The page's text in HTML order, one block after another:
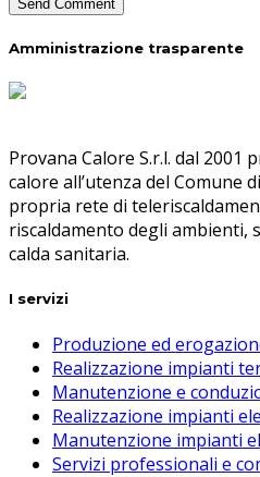
Amministrazione trasparente
Provana Calore S.r.l. dal 2001
calore all’utenza del Comune
propria rete di
riscaldamento degli ambienti,
calda sanitaria.
I servizi
Produzione ed
Realizzazione impianti
Manutenzione e
Realizzazione impianti
Manutenzione impianti
Servizi professionali e